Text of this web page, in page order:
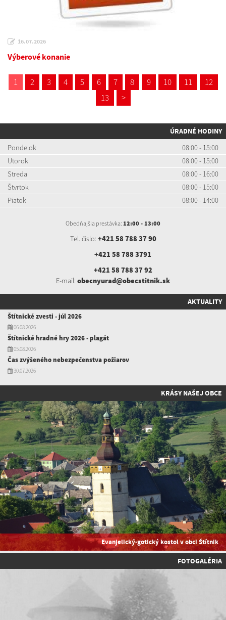
16.07.2026
Výberové konanie
1 2 3 4 5 6 7 8 9 10 11
12
13
>
ÚRADNÉ HODINY
Pondelok
08:00 - 15:00
Utorok
08:00 - 15:00
Streda
08:00 - 16:00
Štvrtok
08:00 - 15:00
Piatok
08:00 - 14:00
Obedňajšia prestávka: 12:00 - 13:00
Tel. číslo: +421 58 788 37 90
+421 58 788 3791
+421 58 788 37 92
E-mail: obecnyurad@obecstitnik.sk
AKTUALITY
Štítnické zvesti - júl 2026
06.08.2026
Štítnické hradné hry 2026 - plagát
05.08.2026
Čas zvýšeného nebezpečenstva požiarov
30.07.2026
KRÁSY NAŠEJ OBCE
Evanjelický-gotický kostol v obci Štítnik
FOTOGALÉRIA